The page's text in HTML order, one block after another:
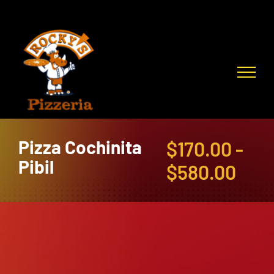
content
Pizza Cochinita
Pibil
$170.00 -
$580.00